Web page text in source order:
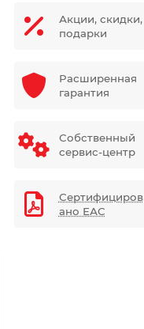
Акции, скидки,
подарки
Расширенная
гарантия
Собственный
сервис-центр
Сертифициров
ано ЕАС